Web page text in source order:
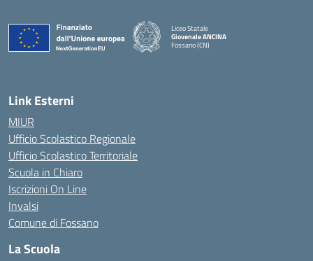
Liceo Statale
Giovenale ANCINA
Fossano (CN)
Link Esterni
MIUR
Ufficio Scolastico Regionale
Ufficio Scolastico Territoriale
Scuola in Chiaro
Iscrizioni On Line
Invalsi
Comune di Fossano
La Scuola